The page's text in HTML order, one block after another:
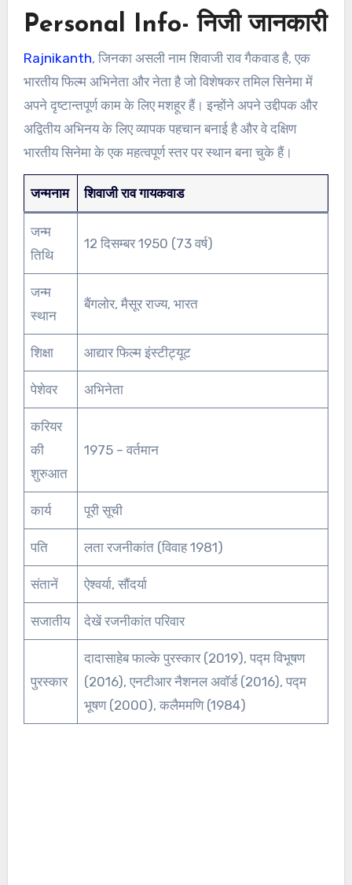
Personal Info- निजी जानकारी
Rajnikanth, जिनका असली नाम शिवाजी राव गैकवाड है, एक
भारतीय फिल्म अभिनेता और नेता है जो विशेषकर तमिल सिनेमा में
अपने दृष्टान्तपूर्ण काम के लिए मशहूर हैं। इन्होंने अपने उद्दीपक और
अद्वितीय अभिनय के लिए व्यापक पहचान बनाई है और वे दक्षिण
भारतीय सिनेमा के एक महत्वपूर्ण स्तर पर स्थान बना चुके हैं।
जन्मनाम शिवाजी राव गायकवाड
जन्म
तिथि
12 दिसम्बर 1950 (73 वर्ष)
जन्म
स्थान
बैंगलोर, मैसूर राज्य, भारत
शिक्षा आद्यार फिल्म इंस्टीट्यूट
पेशेवर अभिनेता
करियर
की
शुरुआत
1975 – वर्तमान
कार्य पूरी सूची
पति लता रजनीकांत (विवाह 1981)
संतानें ऐश्वर्या, सौंदर्या
सजातीय देखें रजनीकांत परिवार
पुरस्कार
दादासाहेब फाल्के पुरस्कार (2019), पद्म विभूषण
(2016), एनटीआर नैशनल अवॉर्ड (2016), पद्म
भूषण (2000), कलैममणि (1984)